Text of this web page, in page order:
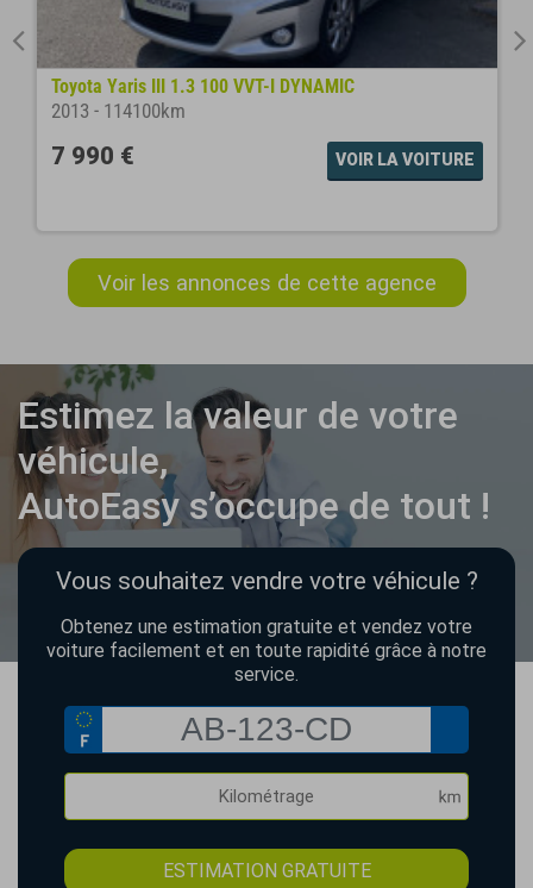
Toyota Yaris III 1.3 100 VVT-I DYNAMIC
2013 - 114100km
7 990 € VOIR LA VOITURE
Voir les annonces de cette agence
Estimez la valeur de votre
véhicule,
AutoEasy s’occupe de tout !
Vous souhaitez vendre votre véhicule ?
Obtenez une estimation gratuite et vendez votre
voiture facilement et en toute rapidité grâce à notre
service.
ESTIMATION GRATUITE